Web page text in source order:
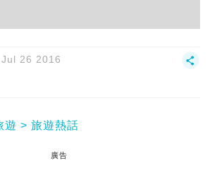
Jul 26 2016
遊 旅遊熱話
廣告